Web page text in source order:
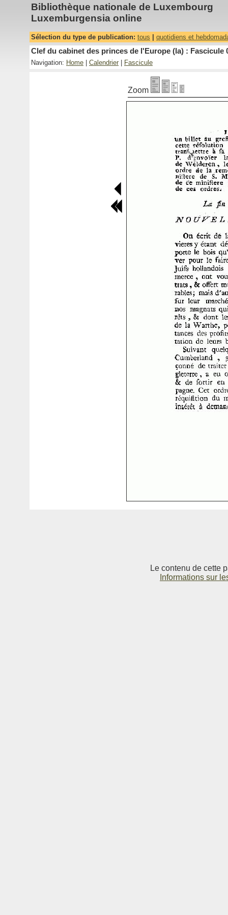
Bibliothèque nationale de Luxembourg
Luxemburgensia online
Sélection du type de publication: tous quotidiens et
Clef du cabinet des princes de l'Europe (la) : Fascicule
Navigation: Home Calendrier Fascicule
Zoom
Le contenu de cette
Informations sur